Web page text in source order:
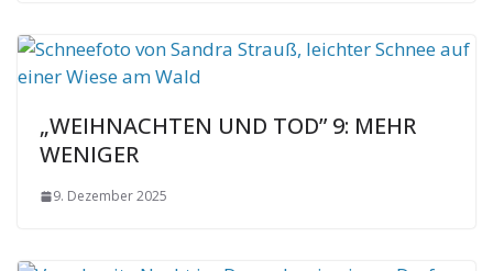
„WEIHNACHTEN UND TOD” 9: MEHR
WENIGER
9. Dezember 2025